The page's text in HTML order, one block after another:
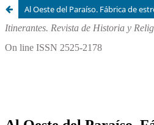
Al Oeste del Paraíso. Fábrica de